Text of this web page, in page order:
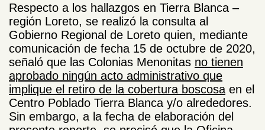
Respecto a los hallazgos en Tierra Blanca –
región Loreto, se realizó la consulta al
Gobierno Regional de Loreto quien, mediante
comunicación de fecha 15 de octubre de 2020,
señaló que las Colonias Menonitas no tienen
aprobado ningún acto administrativo que
implique el retiro de la cobertura boscosa en el
Centro Poblado Tierra Blanca y/o alrededores.
Sin embargo, a la fecha de elaboración del